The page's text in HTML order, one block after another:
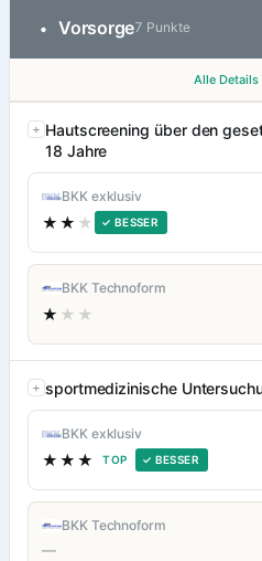
• Vorsorge7 Punkte
Alle
Hautscreening über den
18 Jahre
BKK exklusiv
★★ ★ ✓ BESSER
BKK Technoform
★ ★★
sportmedizinische
BKK exklusiv
★★★ TOP ✓ BESSER
BKK Technoform
—